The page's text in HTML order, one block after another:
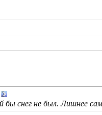
бы снег не был. Лишнее